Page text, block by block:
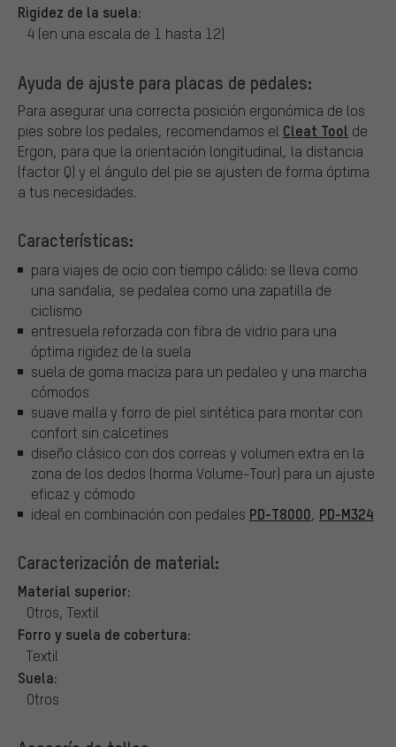
Rigidez de la suela:
4 (en una escala de 1 hasta 12)
Ayuda de ajuste para placas de pedales:
Para asegurar una correcta posición ergonómica de los
pies sobre los pedales, recomendamos el Cleat Tool de
Ergon, para que la orientación longitudinal, la distancia
(factor Q) y el ángulo del pie se ajusten de forma óptima
a tus necesidades.
Características:
para viajes de ocio con tiempo cálido: se lleva como
una sandalia, se pedalea como una zapatilla de
ciclismo
entresuela reforzada con fibra de vidrio para una
óptima rigidez de la suela
suela de goma maciza para un pedaleo y una marcha
cómodos
suave malla y forro de piel sintética para montar con
confort sin calcetines
diseño clásico con dos correas y volumen extra en la
zona de los dedos (horma Volume-Tour) para un ajuste
eficaz y cómodo
ideal en combinación con pedales PD-T8000, PD-M324
Caracterización de material:
Material superior:
Otros, Textil
Forro y suela de cobertura:
Textil
Suela:
Otros